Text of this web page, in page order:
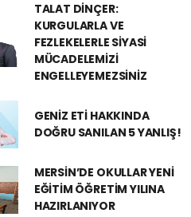
TALAT DİNÇER:
KURGULARLA VE
FEZLEKELERLE SİYASİ
MÜCADELEMİZİ
ENGELLEYEMEZSİNİZ
GENİZ ETİ HAKKINDA
DOĞRU SANILAN 5 YANLIŞ!
MERSİN’DE OKULLAR YENİ
EĞİTİM ÖĞRETİM YILINA
HAZIRLANIYOR